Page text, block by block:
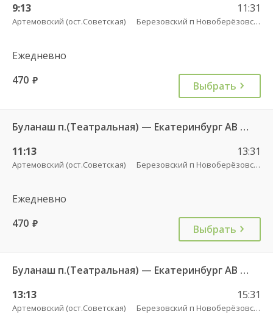
9:13
Артемовский (ост.Советская)
11:31
Березовский п Новоберёзовский
Ежедневно
470 руб. Выбрать
Буланаш п.(Театральная) — Екатеринбург АВ Северный 523
11:13
Артемовский (ост.Советская)
13:31
Березовский п Новоберёзовский
Ежедневно
470 руб. Выбрать
Буланаш п.(Театральная) — Екатеринбург АВ Северный 523
13:13
Артемовский (ост.Советская)
15:31
Березовский п Новоберёзовский